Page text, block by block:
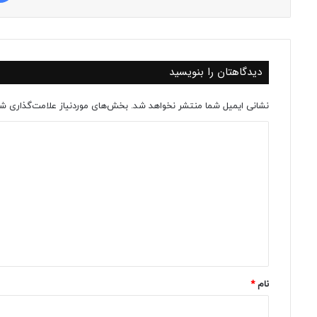
دیدگاهتان را بنویسید
نشانی ایمیل شما منتشر نخواهد شد. بخش‌های موردنیاز علامت‌گذاری
نام*